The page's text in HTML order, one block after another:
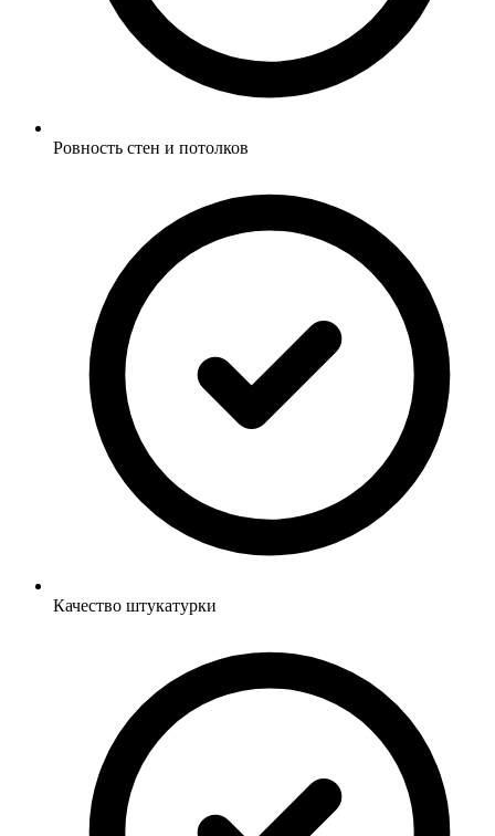
Ровность стен и потолков
Качество штукатурки